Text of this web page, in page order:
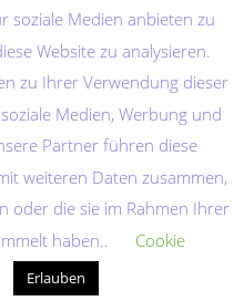
Datenschutzerklärung
- MiGGabi
soziale Medien anbieten zu
Website zu analysieren.
zu Ihrer Verwendung dieser
Medien, Werbung und
Partner führen diese
weiteren Daten zusammen,
oder die sie im Rahmen Ihrer
haben..
Cookie
Erlauben